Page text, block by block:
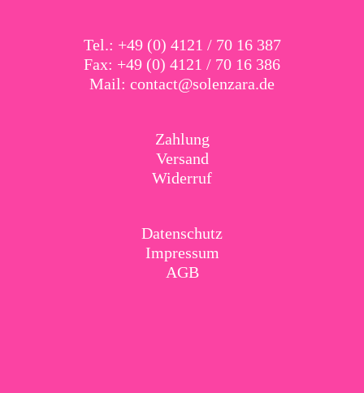
Tel.: +49 (0) 4121 / 70 16 387
Fax: +49 (0) 4121 / 70 16 386
Mail: contact@solenzara.de
Zahlung
Versand
Widerruf
Datenschutz
Impressum
AGB